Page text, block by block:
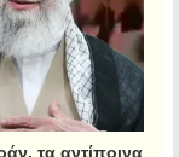
τα αντίποινα